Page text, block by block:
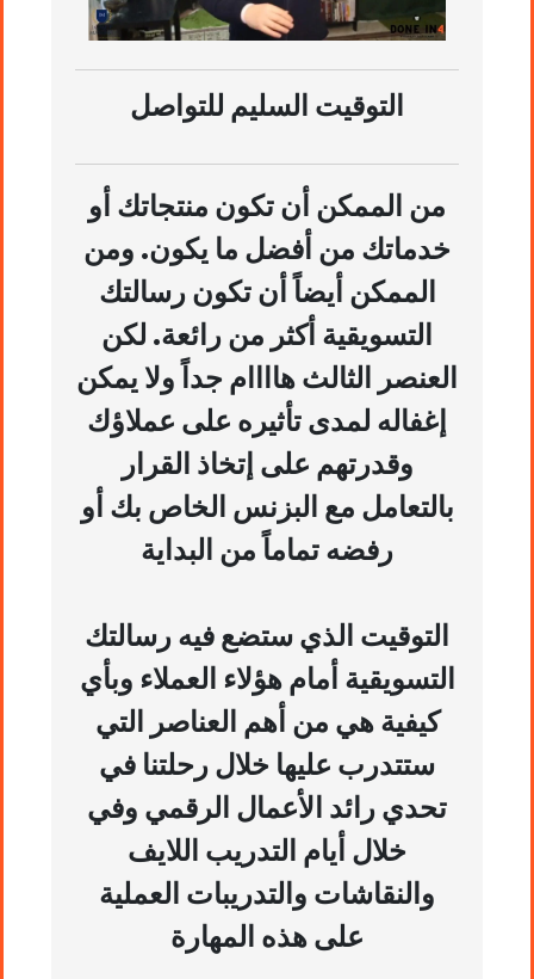
التوقيت السليم للتواصل
من الممكن أن تكون منتجاتك أو
خدماتك من أفضل ما يكون. ومن
الممكن أيضاً أن تكون رسالتك
التسويقية أكثر من رائعة. لكن
العنصر الثالث هاااام جداً ولا يمكن
إغفاله لمدى تأثيره على عملاؤك
وقدرتهم على إتخاذ القرار
بالتعامل مع البزنس الخاص بك أو
رفضه تماماً من البداية
التوقيت الذي ستضع فيه رسالتك
التسويقية أمام هؤلاء العملاء وبأي
كيفية هي من أهم العناصر التي
ستتدرب عليها خلال رحلتنا في
تحدي رائد الأعمال الرقمي وفي
خلال أيام التدريب اللايف
والنقاشات والتدريبات العملية
على هذه المهارة